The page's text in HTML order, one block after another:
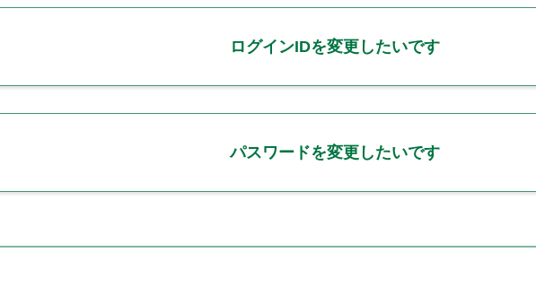
ログインIDを変更したいです
パスワードを変更したいです